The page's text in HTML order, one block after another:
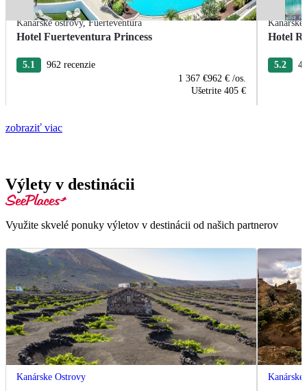
Kanárske ostrovy,Fuerteventura
Hotel Fuerteventura Princess
5.1
962 recenzie
1 367 €962 € /os.
Ušetrite 405 €
Kanárske
Hotel
5.2
zobraziť viac
Výlety v destinácii
Využite skvelé ponuky výletov v destinácii od našich partnerov
Kanárske Ostrovy